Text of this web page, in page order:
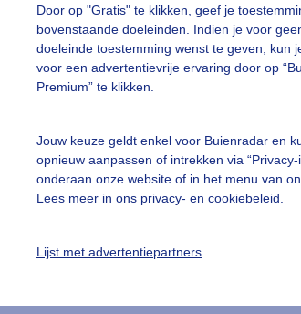
Door op "Gratis" te klikken, geef je
bovenstaande doeleinden. Indien je voor
doeleinde toestemming wenst te geven, kun
voor een advertentievrije ervaring door op
Premium” te klikken.
Jouw keuze geldt enkel voor Buienradar en
opnieuw aanpassen of intrekken via “Privacy-
onderaan onze website of in het menu van
Lees meer in ons privacy- en cookiebeleid
Lijst met advertentiepartners
slideshow